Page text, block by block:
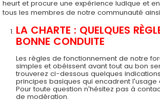
heurt et procure une expérience ludique et
tous les membres de notre communauté
LA CHARTE : QUELQUES
BONNE CONDUITE
Les règles de fonctionnement de notre
simples et obéissent avant tout au bon
trouverez ci-dessous quelques
principes basiques qui encadrent l'usage
Pour toute question n'hésitez pas à
de modération.